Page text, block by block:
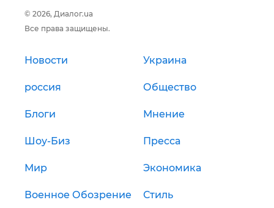
© 2026, Диалог.ua
Все права защищены.
Новости Украина
россия Общество
Блоги Мнение
Шоу-Биз Пресса
Мир Экономика
Военное Обозрение Стиль